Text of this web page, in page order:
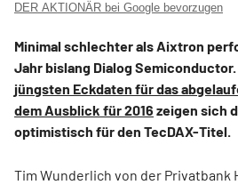
DER AKTIONÄR bei Google bevorzugen
Minimal schlechter als Aixtron
Jahr bislang Dialog
jüngsten Eckdaten für das
dem Ausblick für 2016 zeigen sich
optimistisch für den TecDAX-Titel.
Tim Wunderlich von der Privatbank